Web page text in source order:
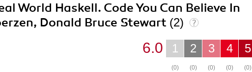
World Haskell. Code You Can Believe In
Donald Bruce Stewart (2)
5
(0)
4
(0)
3
(0)
2
(0)
1
(0)
6.0